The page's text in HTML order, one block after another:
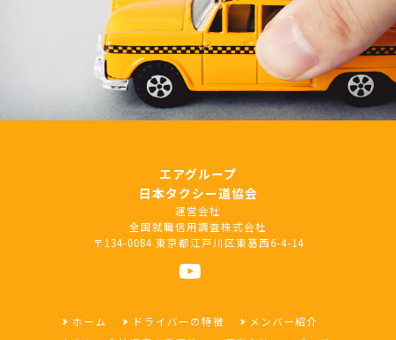
エアグループ
日本タクシー道協会
運営会社
全国就職信用調査株式会社
〒134-0084 東京都江戸川区東葛西6-4-14
ホーム ドライバーの特徴
メンバー紹介